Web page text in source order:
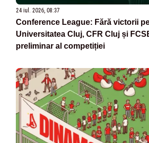
24 iul. 2026, 08:37
Conference League: Fără victorii
Universitatea Cluj, CFR Cluj și
preliminar al competiției